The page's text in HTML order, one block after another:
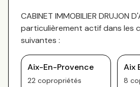
CABINET IMMOBILIER DRUJON
particulièrement actif dans les
suivantes :
Aix-En-Provence
22 copropriétés
Aix
8